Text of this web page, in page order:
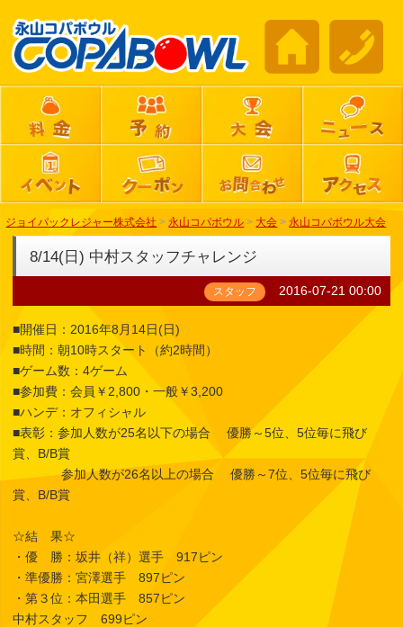
ジョイパックレジャー株式会社 > 永山コパボウル > 大会 > 永山コパボウル大会
8/14(日) 中村スタッフチャレンジ
スタッフ 2016-07-21 00:00
■開催日：2016年8月14日(日)
■時間：朝10時スタート（約2時間）
■ゲーム数：4ゲーム
■参加費：会員￥2,800・一般￥3,200
■ハンデ：オフィシャル
■表彰：参加人数が25名以下の場合 優勝～5位、5位毎に飛び
賞、B/B賞
参加人数が26名以上の場合 優勝～7位、5位毎に飛び
賞、B/B賞
☆結 果☆
・優 勝：坂井（祥）選手 917ピン
・準優勝：宮澤選手 897ピン
・第３位：本田選手 857ピン
中村スタッフ 699ピン